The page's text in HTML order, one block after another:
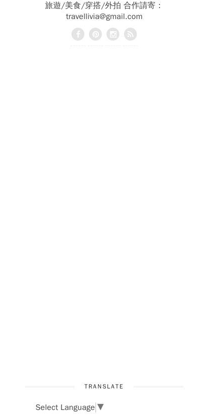
旅遊/美食/穿搭/外拍 合作請寄：
travellivia@gmail.com
TRANSLATE
Select Language ▼